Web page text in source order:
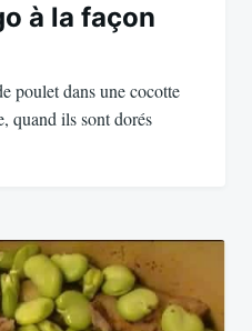
à la façon
poulet dans une cocotte
quand ils sont dorés